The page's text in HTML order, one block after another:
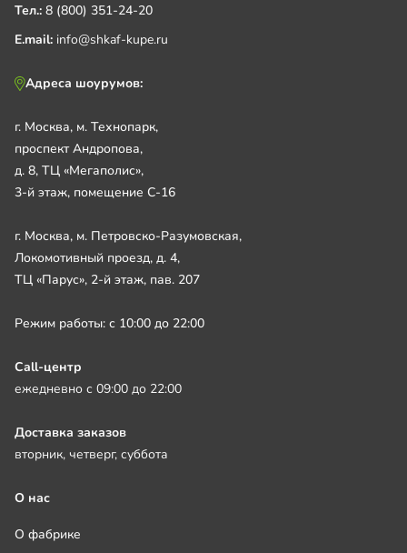
Тел.: 8 (800) 351-24-20
E.mail: info@shkaf-kupe.ru
Адреса шоурумов:
г. Москва, м. Технопарк,
проспект Андропова,
д. 8, ТЦ «Мегаполис»,
3-й этаж, помещение С-16
г. Москва, м. Петровско-Разумовская,
Локомотивный проезд, д. 4,
ТЦ «Парус», 2-й этаж, пав. 207
Режим работы: с 10:00 до 22:00
Call-центр
ежедневно с 09:00 до 22:00
Доставка заказов
вторник, четверг, суббота
О нас
О фабрике